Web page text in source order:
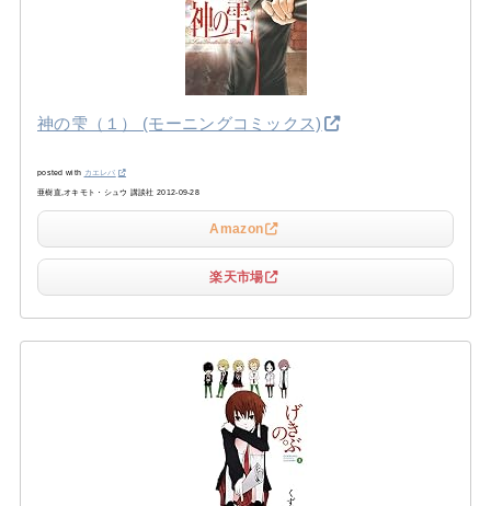
神の雫（１） (モーニングコミックス)
posted with カエレバ
亜樹直,オキモト・シュウ 講談社 2012-09-28
Amazon
楽天市場